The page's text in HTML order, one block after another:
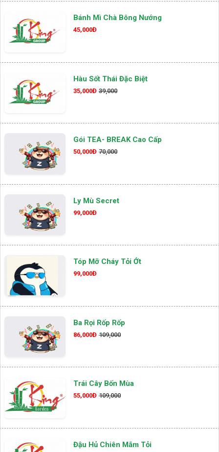
Bánh Mì Chà Bông Nướng
45,000Đ
Hàu Sốt Thái Đặc Biệt
35,000Đ 39,000
Gói TEA- BREAK Cao Cấp
50,000Đ 70,000
Ly Mù Secret
99,000Đ
Tóp Mỡ Cháy Tỏi Ớt
99,000Đ
Ba Rọi Rốp Rốp
86,000Đ 109,000
Trái Cây Bốn Mùa
55,000Đ 109,000
Đậu Hủ Chiên Mắm Tỏi